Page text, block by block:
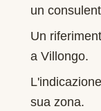
un
Un
a Villongo.
sua zona.